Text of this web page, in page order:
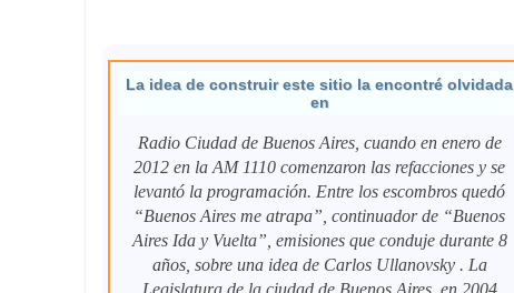
La idea de construir este sitio la encontré olvidada
en
Radio Ciudad de Buenos Aires, cuando en enero de
2012 en la AM 1110 comenzaron las refacciones y se
levantó la programación. Entre los escombros quedó
“Buenos Aires me atrapa”, continuador de “Buenos
Aires Ida y Vuelta”, emisiones que conduje durante 8
años, sobre una idea de Carlos Ullanovsky . La
Legislatura de la ciudad de Buenos Aires, en 2004